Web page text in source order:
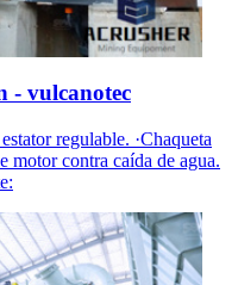
- vulcanotec
regulable. ·Chaqueta
motor contra caída de agua.